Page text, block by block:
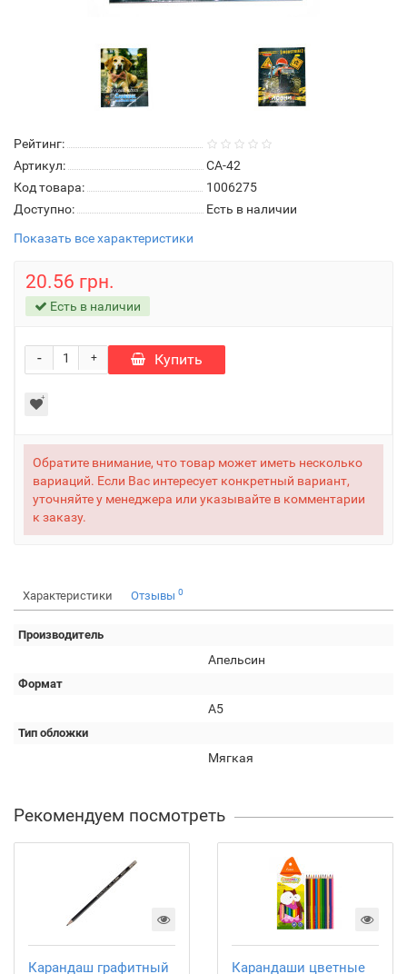
Рейтинг:
Артикул:
СА-42
Код товара:
1006275
Доступно:
Есть в наличии
Показать все характеристики
20.56 грн.
Есть в наличии
+
- Купить
Обратите внимание, что товар может иметь несколько
вариаций. Если Вас интересует конкретный вариант,
уточняйте у менеджера или указывайте в комментарии
к заказу.
Характеристики Отзывы 0
Производитель
Апельсин
Формат
А5
Тип обложки
Мягкая
Рекомендуем посмотреть
Карандаш графитный Карандаши цветные